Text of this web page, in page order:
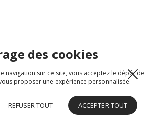
des cookies
navigation sur ce site, vous acceptez le dépôt de
proposer une expérience personnalisée.
REFUSER TOUT ACCEPTER TOUT